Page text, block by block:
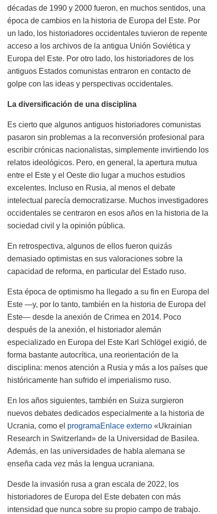
décadas de 1990 y 2000 fueron, en muchos sentidos, una
época de cambios en la historia de Europa del Este. Por
un lado, los historiadores occidentales tuvieron de repente
acceso a los archivos de la antigua Unión Soviética y
Europa del Este. Por otro lado, los historiadores de los
antiguos Estados comunistas entraron en contacto de
golpe con las ideas y perspectivas occidentales.
La diversificación de una disciplina
Es cierto que algunos antiguos historiadores comunistas
pasaron sin problemas a la reconversión profesional para
escribir crónicas nacionalistas, simplemente invirtiendo los
relatos ideológicos. Pero, en general, la apertura mutua
entre el Este y el Oeste dio lugar a muchos estudios
excelentes. Incluso en Rusia, al menos el debate
intelectual parecía democratizarse. Muchos investigadores
occidentales se centraron en esos años en la historia de la
sociedad civil y la opinión pública.
En retrospectiva, algunos de ellos fueron quizás
demasiado optimistas en sus valoraciones sobre la
capacidad de reforma, en particular del Estado ruso.
Esta época de optimismo ha llegado a su fin en Europa del
Este —y, por lo tanto, también en la historia de Europa del
Este— desde la anexión de Crimea en 2014. Poco
después de la anexión, el historiador alemán
especializado en Europa del Este Karl Schlögel exigió, de
forma bastante autocrítica, una reorientación de la
disciplina: menos atención a Rusia y más a los países que
históricamente han sufrido el imperialismo ruso.
En los años siguientes, también en Suiza surgieron
nuevos debates dedicados especialmente a la historia de
Ucrania, como el programaEnlace externo «Ukrainian
Research in Switzerland» de la Universidad de Basilea.
Además, en las universidades de habla alemana se
enseña cada vez más la lengua ucraniana.
Desde la invasión rusa a gran escala de 2022, los
historiadores de Europa del Este debaten con más
intensidad que nunca sobre su propio campo de trabajo.